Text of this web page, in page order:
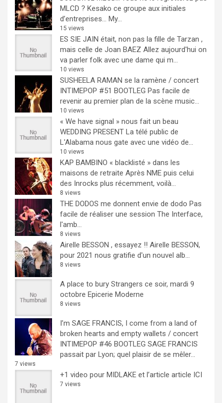
MLCD ? Kesako ce groupe aux initiales
d’entreprises… My...
15 views
ES SIE JAIN était, non pas la fille de Tarzan ,
mais celle de Joan BAEZ Allez aujourd'hui on
va parler folk avec une dame qui m...
10 views
SUSHEELA RAMAN se la ramène / concert
INTIMEPOP #51 BOOTLEG Pas facile de
revenir au premier plan de la scène music...
10 views
« We have signal » nous fait un beau
WEDDING PRESENT La télé public de
L'Alabama nous gate avec une vidéo de...
10 views
KAP BAMBINO « blacklisté » dans les
maisons de retraite Après NME puis celui
des Inrocks plus récemment, voilà...
8 views
THE DODOS me donnent envie de dodo Pas
facile de réaliser une session The Interface,
l'amb...
8 views
Airelle BESSON , essayez !! Airelle BESSON,
pour 2021 nous gratifie d'un nouvel alb...
8 views
A place to bury Strangers ce soir, mardi 9
octobre Epicerie Moderne
8 views
I’m SAGE FRANCIS, I come from a land of
broken hearts and empty wallets / concert
INTIMEPOP #46 BOOTLEG SAGE FRANCIS
passait par Lyon; quel plaisir de se mêler...
7 views
+1 video pour MIDLAKE et l’article article ICI
7 views